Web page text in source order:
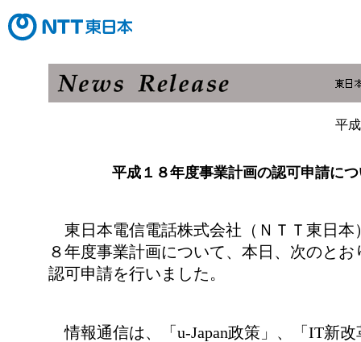
平
平成１８年度事業計画の認可申請に
東日本電信電話株式会社（ＮＴＴ東日本
８年度事業計画について、本日、次のとお
認可申請を行いました。
情報通信は、「u-Japan政策」、「IT新改